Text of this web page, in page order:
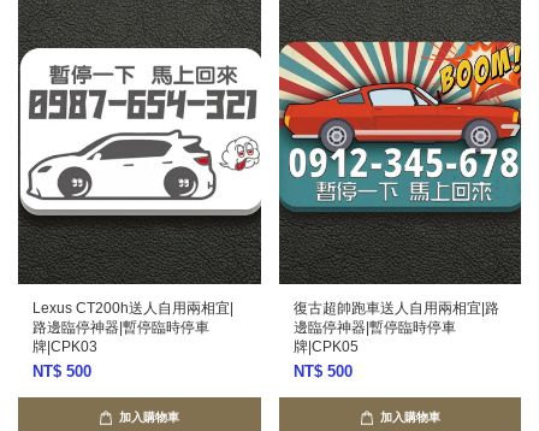
Lexus CT200h送人自用兩相宜|
路邊臨停神器|暫停臨時停車
牌|CPK03
NT$ 500
加入購物車
復古超帥跑車送人自用兩相宜|路
邊臨停神器|暫停臨時停車
牌|CPK05
NT$ 500
加入購物車